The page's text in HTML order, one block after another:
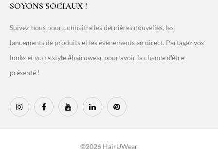
SOYONS SOCIAUX !
Suivez-nous pour connaître les dernières nouvelles, les
lancements de produits et les événements en direct. Partagez vos
looks et votre style #hairuwear pour avoir la chance d'être
présenté !
©2026 HairUWear